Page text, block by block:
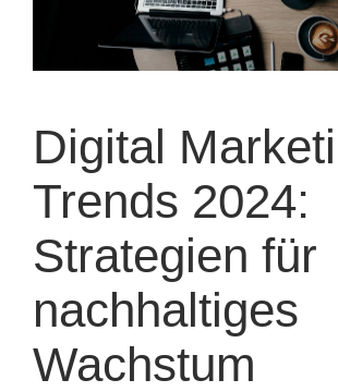
Digital
Trends 2024:
Strategien für
nachhaltiges
Wachstum